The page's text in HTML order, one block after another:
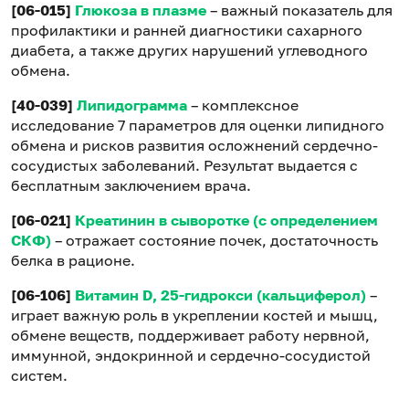
[06-015] Глюкоза в плазме – важный показатель для
профилактики и ранней диагностики сахарного
диабета, а также других нарушений углеводного
обмена.
[40-039] Липидограмма – комплексное
исследование 7 параметров для оценки липидного
обмена и рисков развития осложнений сердечно-
сосудистых заболеваний. Результат выдается с
бесплатным заключением врача.
[06-021] Креатинин в сыворотке (с определением
СКФ) – отражает состояние почек, достаточность
белка в рационе.
[06-106] Витамин D, 25-гидрокси (кальциферол) –
играет важную роль в укреплении костей и мышц,
обмене веществ, поддерживает работу нервной,
иммунной, эндокринной и сердечно-сосудистой
систем.